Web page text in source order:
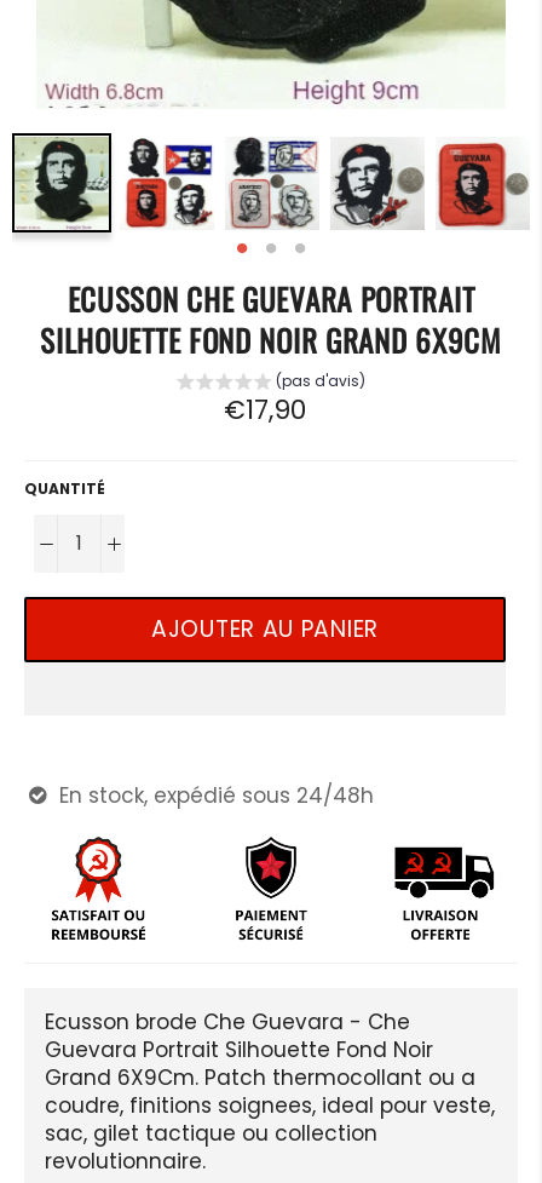
ECUSSON CHE GUEVARA PORTRAIT
SILHOUETTE FOND NOIR GRAND 6X9CM
(pas d'avis)
Prix
régulier
€17,90
QUANTITÉ
− +
AJOUTER AU PANIER
 En stock, expédié sous 24/48h
Ecusson brode Che Guevara - Che
Guevara Portrait Silhouette Fond Noir
Grand 6X9Cm. Patch thermocollant ou a
coudre, finitions soignees, ideal pour veste,
sac, gilet tactique ou collection
revolutionnaire.